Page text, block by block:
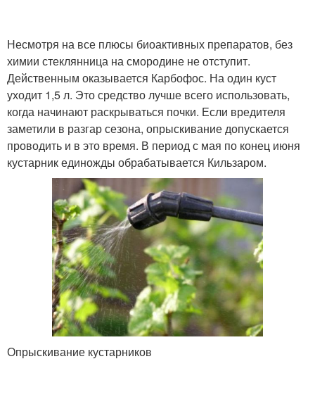
Несмотря на все плюсы биоактивных препаратов, без
химии стеклянница на смородине не отступит.
Действенным оказывается Карбофос. На один куст
уходит 1,5 л. Это средство лучше всего использовать,
когда начинают раскрываться почки. Если вредителя
заметили в разгар сезона, опрыскивание допускается
проводить и в это время. В период с мая по конец июня
кустарник единожды обрабатывается Кильзаром.
Опрыскивание кустарников